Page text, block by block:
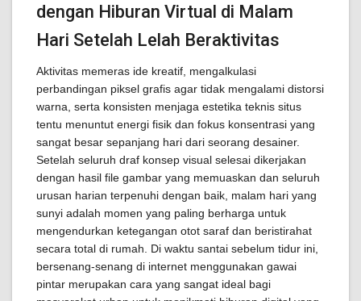
dengan Hiburan Virtual di Malam
Hari Setelah Lelah Beraktivitas
Aktivitas memeras ide kreatif, mengalkulasi
perbandingan piksel grafis agar tidak mengalami distorsi
warna, serta konsisten menjaga estetika teknis situs
tentu menuntut energi fisik dan fokus konsentrasi yang
sangat besar sepanjang hari dari seorang desainer.
Setelah seluruh draf konsep visual selesai dikerjakan
dengan hasil file gambar yang memuaskan dan seluruh
urusan harian terpenuhi dengan baik, malam hari yang
sunyi adalah momen yang paling berharga untuk
mengendurkan ketegangan otot saraf dan beristirahat
secara total di rumah. Di waktu santai sebelum tidur ini,
bersenang-senang di internet menggunakan gawai
pintar merupakan cara yang sangat ideal bagi